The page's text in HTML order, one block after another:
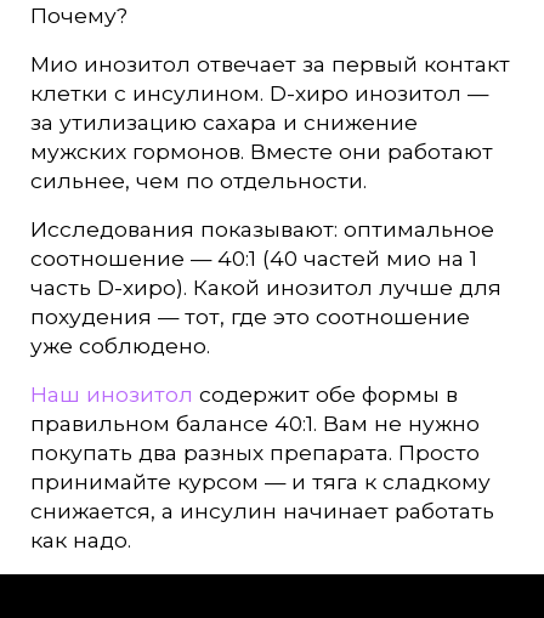
Почему?
Мио инозитол отвечает за первый контакт
клетки с инсулином. D-хиро инозитол —
за утилизацию сахара и снижение
мужских гормонов. Вместе они работают
сильнее, чем по отдельности.
Исследования показывают: оптимальное
соотношение — 40:1 (40 частей мио на 1
часть D-хиро). Какой инозитол лучше для
похудения — тот, где это соотношение
уже соблюдено.
Наш инозитол содержит обе формы в
правильном балансе 40:1. Вам не нужно
покупать два разных препарата. Просто
принимайте курсом — и тяга к сладкому
снижается, а инсулин начинает работать
как надо.